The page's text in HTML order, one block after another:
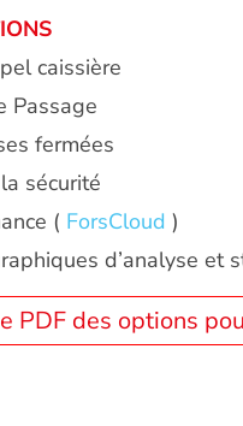
caissière
Passage
fermées
sécurité
( ForsCloud )
d’analyse et
PDF des options